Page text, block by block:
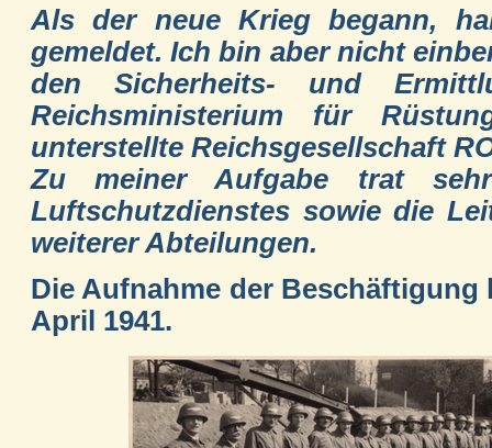
Als der neue Krieg begann,
gemeldet. Ich bin aber nicht
den Sicherheits- und
Reichsministerium für
unterstellte Reichsgesellschaft
Zu meiner Aufgabe trat
Luftschutzdienstes sowie die
weiterer Abteilungen.
Die Aufnahme der
April 1941.